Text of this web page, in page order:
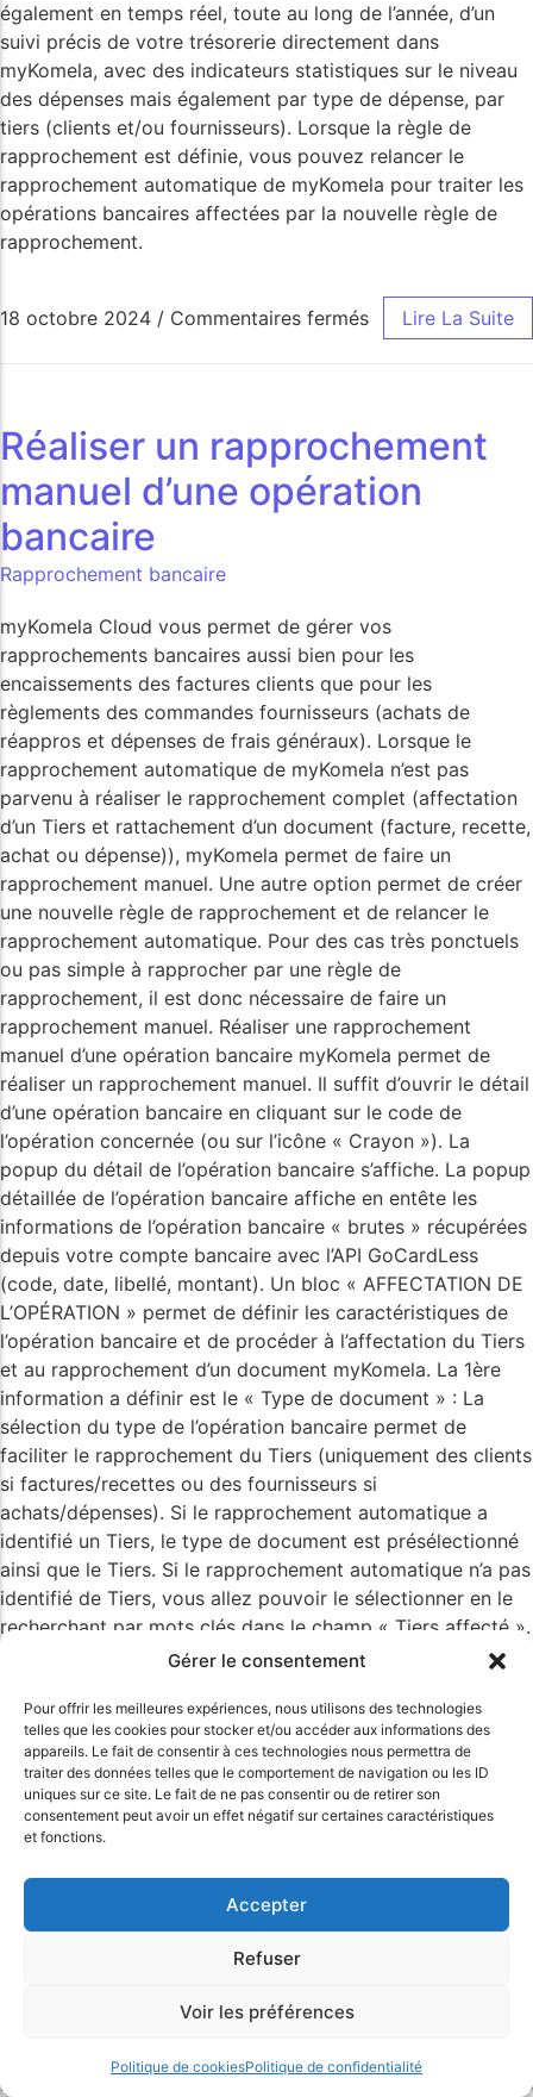
Gérer le consentement
Pour offrir les meilleures expériences, nous utilisons des technologies
telles que les cookies pour stocker et/ou accéder aux informations des
appareils. Le fait de consentir à ces technologies nous permettra de
traiter des données telles que le comportement de navigation ou les ID
uniques sur ce site. Le fait de ne pas consentir ou de retirer son
consentement peut avoir un effet négatif sur certaines caractéristiques
et fonctions.
Accepter
Refuser
Voir les préférences
Politique de cookiesPolitique de confidentialité
également en temps réel, toute au long de l’année, d’un
suivi précis de votre trésorerie directement dans
myKomela, avec des indicateurs statistiques sur le niveau
des dépenses mais également par type de dépense, par
tiers (clients et/ou fournisseurs). Lorsque la règle de
rapprochement est définie, vous pouvez relancer le
rapprochement automatique de myKomela pour traiter les
opérations bancaires affectées par la nouvelle règle de
rapprochement.
18 octobre 2024 / Commentaires fermés Lire La Suite
Réaliser un rapprochement
manuel d’une opération
bancaire
Rapprochement bancaire
myKomela Cloud vous permet de gérer vos
rapprochements bancaires aussi bien pour les
encaissements des factures clients que pour les
règlements des commandes fournisseurs (achats de
réappros et dépenses de frais généraux). Lorsque le
rapprochement automatique de myKomela n’est pas
parvenu à réaliser le rapprochement complet (affectation
d’un Tiers et rattachement d’un document (facture, recette,
achat ou dépense)), myKomela permet de faire un
rapprochement manuel. Une autre option permet de créer
une nouvelle règle de rapprochement et de relancer le
rapprochement automatique. Pour des cas très ponctuels
ou pas simple à rapprocher par une règle de
rapprochement, il est donc nécessaire de faire un
rapprochement manuel. Réaliser une rapprochement
manuel d’une opération bancaire myKomela permet de
réaliser un rapprochement manuel. Il suffit d’ouvrir le détail
d’une opération bancaire en cliquant sur le code de
l’opération concernée (ou sur l’icône « Crayon »). La
popup du détail de l’opération bancaire s’affiche. La popup
détaillée de l’opération bancaire affiche en entête les
informations de l’opération bancaire « brutes » récupérées
depuis votre compte bancaire avec l’API GoCardLess
(code, date, libellé, montant). Un bloc « AFFECTATION DE
L’OPÉRATION » permet de définir les caractéristiques de
l’opération bancaire et de procéder à l’affectation du Tiers
et au rapprochement d’un document myKomela. La 1ère
information a définir est le « Type de document » : La
sélection du type de l’opération bancaire permet de
faciliter le rapprochement du Tiers (uniquement des clients
si factures/recettes ou des fournisseurs si
achats/dépenses). Si le rapprochement automatique a
identifié un Tiers, le type de document est présélectionné
ainsi que le Tiers. Si le rapprochement automatique n’a pas
identifié de Tiers, vous allez pouvoir le sélectionner en le
recherchant par mots clés dans le champ « Tiers affecté ».
Une liste dynamique des Tiers myKomela s’affiche et se
Cliquez sur le Tiers considéré dans la liste pour le
sélectionner. Lorsque le Tiers est sélectionné, vous pouvez
afficher la liste des documents du Tiers en cliquant sur le
lien « Afficher les documents du Tiers ». La liste des
documents du Tiers s’affiche (s’il y en a) et si l’un des
sélectionne automatiquement le document (case à cocher
devant la ligne). Les actions complémentaires pour les
bancaires, vous disposez d’actions complémentaires qui
vous permettent de faciliter le traitement du
rapprochement bancaire. Ces actions sont accessibles
depuis le bouton ACTIONS. En survolant ce bouton, un
menu contextuel s’affiche avec les options disponibles. Les